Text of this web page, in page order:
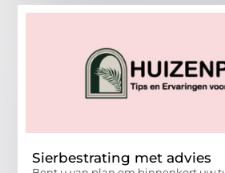
Sierbestrating met advies